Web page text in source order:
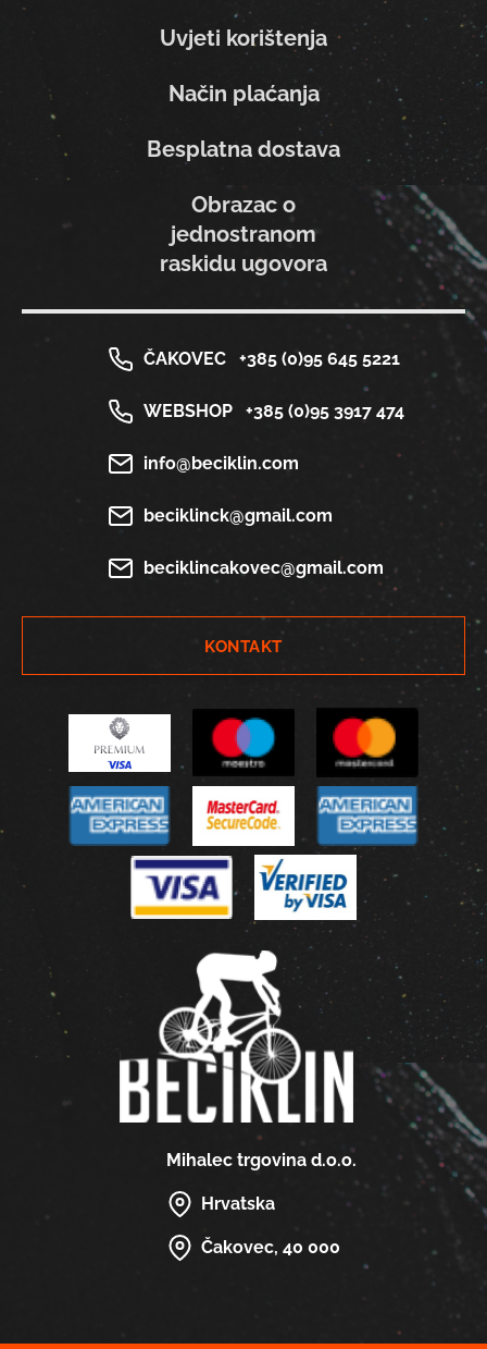
Mihalec trgovina d.o.o.
Hrvatska
Čakovec, 40 000
Uvjeti korištenja
Način plaćanja
Besplatna dostava
Obrazac o
jednostranom
raskidu ugovora
ČAKOVEC +385 (0)95 645 5221
WEBSHOP +385 (0)95 3917 474
info@beciklin.com
beciklinck@gmail.com
beciklincakovec@gmail.com
KONTAKT